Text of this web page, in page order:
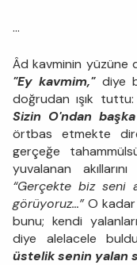
...
Âd kavminin yüzüne
"Ey kavmim," diye
doğrudan ışık tuttu:
Sizin O'ndan başka
örtbas etmekte
gerçeğe
yuvalanan
“Gerçekte biz seni
görüyoruz…”O kadar
bunu; kendi
diye alelacele
üstelik senin yalan